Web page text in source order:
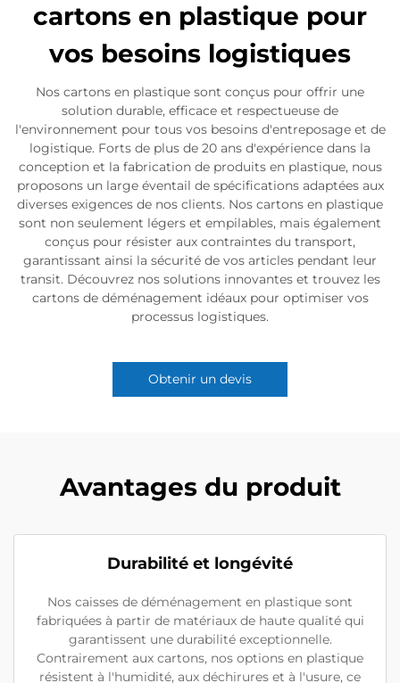
cartons en plastique pour
vos besoins logistiques
Nos cartons en plastique sont conçus pour offrir une
solution durable, efficace et respectueuse de
l'environnement pour tous vos besoins d'entreposage et de
logistique. Forts de plus de 20 ans d'expérience dans la
conception et la fabrication de produits en plastique, nous
proposons un large éventail de spécifications adaptées aux
diverses exigences de nos clients. Nos cartons en plastique
sont non seulement légers et empilables, mais également
conçus pour résister aux contraintes du transport,
garantissant ainsi la sécurité de vos articles pendant leur
transit. Découvrez nos solutions innovantes et trouvez les
cartons de déménagement idéaux pour optimiser vos
processus logistiques.
Obtenir un devis
Avantages du produit
Durabilité et longévité
Nos caisses de déménagement en plastique sont
fabriquées à partir de matériaux de haute qualité qui
garantissent une durabilité exceptionnelle.
Contrairement aux cartons, nos options en plastique
résistent à l'humidité, aux déchirures et à l'usure, ce